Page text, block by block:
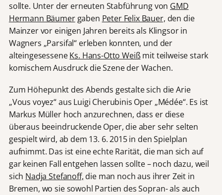
sollte. Unter der erneuten Stabführung von GMD
Hermann Bäumergaben Peter Felix Bauer, den die
Mainzer vor einigen Jahren bereits als Klingsor in
Wagners „Parsifal“ erleben konnten, und der
alteingesesseneKs. Hans-Otto Weißmit teilweise stark
komischem Ausdruck die Szene der Wachen.
Zum Höhepunkt des Abends gestalte sich die Arie
„Vous voyez“ aus Luigi Cherubinis Oper „Médée“. Es ist
Markus Müller hoch anzurechnen, dass er diese
überaus beeindruckende Oper, die aber sehr selten
gespielt wird, ab dem 13. 6. 2015 in den Spielplan
aufnimmt. Das ist eine echte Rarität, die man sich auf
gar keinen Fall entgehen lassen sollte – noch dazu, weil
sich Nadja Stefanoff, die man noch aus ihrer Zeit in
Bremen, wo sie sowohl Partien des Sopran- als auch